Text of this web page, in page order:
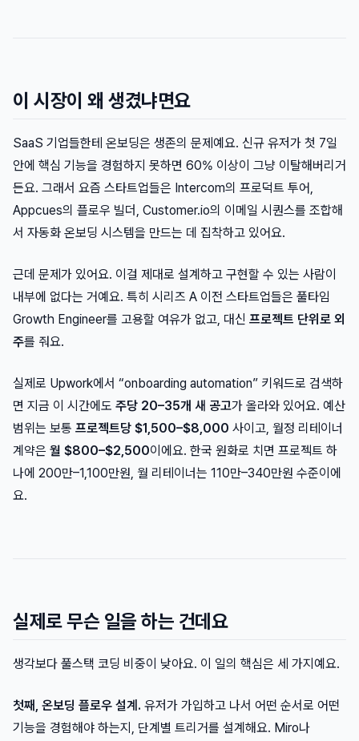
이 시장이 왜 생겼냐면요
SaaS 기업들한테 온보딩은 생존의 문제예요. 신규 유저가 첫 7일
안에 핵심 기능을 경험하지 못하면 60% 이상이 그냥 이탈해버리거
든요. 그래서 요즘 스타트업들은 Intercom의 프로덕트 투어,
Appcues의 플로우 빌더, Customer.io의 이메일 시퀀스를 조합해
서 자동화 온보딩 시스템을 만드는 데 집착하고 있어요.
근데 문제가 있어요. 이걸 제대로 설계하고 구현할 수 있는 사람이
내부에 없다는 거예요. 특히 시리즈 A 이전 스타트업들은 풀타임
Growth Engineer를 고용할 여유가 없고, 대신 프로젝트 단위로 외
주를 줘요.
실제로 Upwork에서 “onboarding automation” 키워드로 검색하
면 지금 이 시간에도 주당 20–35개 새 공고가 올라와 있어요. 예산
범위는 보통 프로젝트당 $1,500–$8,000 사이고, 월정 리테이너
계약은 월 $800–$2,500이에요. 한국 원화로 치면 프로젝트 하
나에 200만–1,100만원, 월 리테이너는 110만–340만원 수준이에
요.
실제로 무슨 일을 하는 건데요
생각보다 풀스택 코딩 비중이 낮아요. 이 일의 핵심은 세 가지예요.
첫째, 온보딩 플로우 설계. 유저가 가입하고 나서 어떤 순서로 어떤
기능을 경험해야 하는지, 단계별 트리거를 설계해요. Miro나